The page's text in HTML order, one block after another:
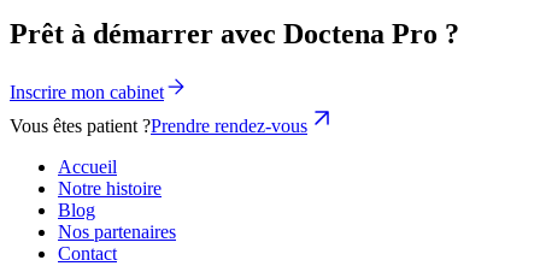
Prêt à démarrer avec Doctena Pro ?
Inscrire mon cabinet
Vous êtes patient ?Prendre rendez-vous
Accueil
Notre histoire
Blog
Nos partenaires
Contact